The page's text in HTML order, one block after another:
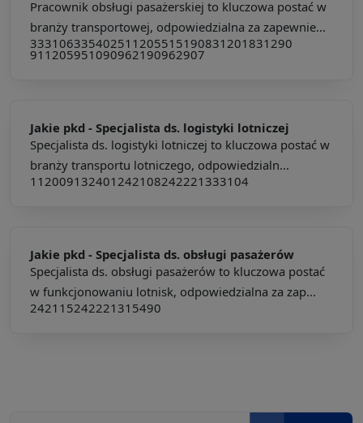
Pracownik obsługi pasażerskiej to kluczowa postać w
branży transportowej, odpowiedzialna za zapewnie...
333106335402511205515190831201831290
911205951090962190962907
Jakie pkd - Specjalista ds. logistyki lotniczej
Specjalista ds. logistyki lotniczej to kluczowa postać w
branży transportu lotniczego, odpowiedzialn...
112009132401 242108242221333104
Jakie pkd - Specjalista ds. obsługi pasażerów
Specjalista ds. obsługi pasażerów to kluczowa postać
w funkcjonowaniu lotnisk, odpowiedzialna za zap...
242115242221315490